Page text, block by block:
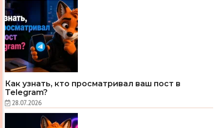
Как узнать, кто просматривал ваш пост в
Telegram?
28.07.2026